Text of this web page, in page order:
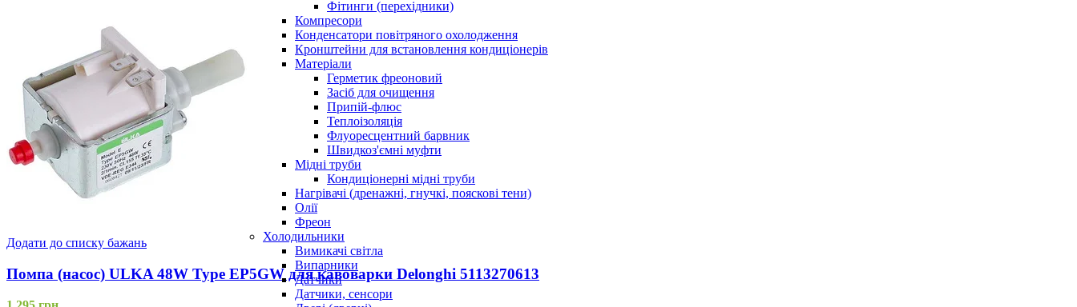
Фітинги (перехідники)
Компресори
Конденсатори повітряного охолодження
Кронштейни для встановлення кондиціонерів
Матеріали
Герметик фреоновий
Засіб для очищення
Припій-флюс
Теплоізоляція
Флуоресцентний барвник
Швидкоз'ємні муфти
Мідні труби
Кондиціонерні мідні труби
Нагрівачі (дренажні, гнучкі, пояскові тени)
Олії
Фреон
Холодильники
Вимикачі світла
Випарники
Датчики
Датчики, сенсори
Додати до списку бажань
Помпа (насос) ULKA 48W Type EP5GW для кавоварки Delonghi 5113270613